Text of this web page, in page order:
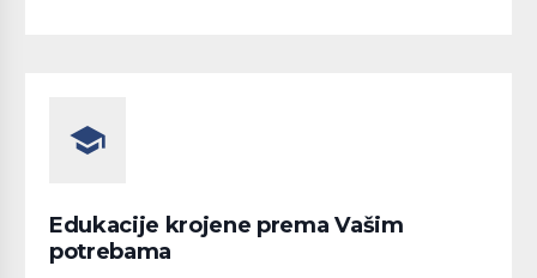
school
Edukacije krojene prema Vašim
potrebama